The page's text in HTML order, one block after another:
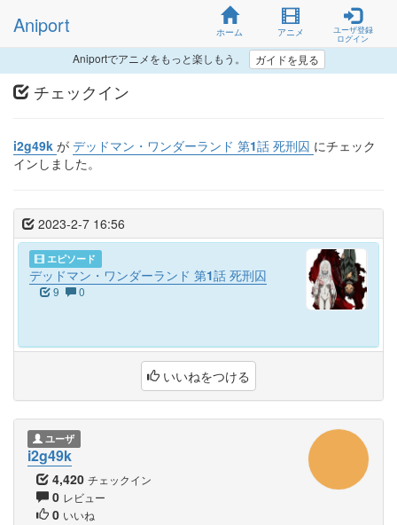
Aniport ホーム アニメ
ユーザ登録
ログイン
Aniportでアニメをもっと楽しもう。 ガイドを見る
チェックイン
i2g49k が デッドマン・ワンダーランド 第1話 死刑囚 にチェック
インしました。
2023-2-7 16:56
エピソード
デッドマン・ワンダーランド 第1話 死刑囚
9 0
いいねをつける
ユーザ
i2g49k
4,420 チェックイン
0 レビュー
0 いいね